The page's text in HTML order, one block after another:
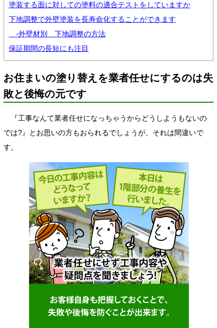
塗装する面に対しての塗料の適合テストをしていますか
下地調整で外壁塗装を長寿命化することができます
-外壁材別 下地調整の方法
保証期間の長短にも注目
お住まいの塗り替えを業者任せにするのは失
敗と後悔の元です
『工事なんて業者任せになっちゃうからどうしようもないの
では?』とお思いの方もおられるでしょうが、それは間違いで
す。